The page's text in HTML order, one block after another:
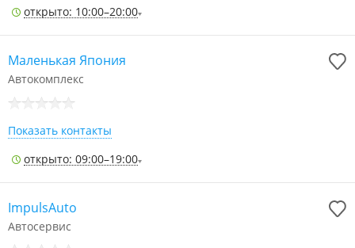
открыто: 10:00–20:00
Маленькая Япония
Автокомплекс
Показать контакты
открыто: 09:00–19:00
ImpulsAuto
Автосервис